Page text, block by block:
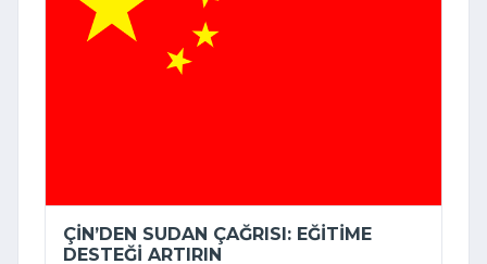
ÇIN’DEN SUDAN ÇAĞRISI: EĞITIME
DESTEĞI ARTIRIN